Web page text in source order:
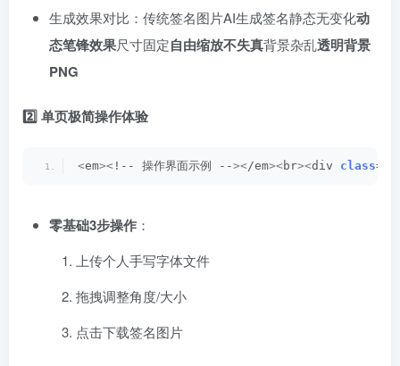
生成效果对比：传统签名图片AI生成签名静态无变化​动
态笔锋效果尺寸固定​自由缩放不失真背景杂乱​透明背景
PNG
2️⃣ 单页极简操作体验
<em>< !-- 操作界面示例 --></em><br><div class=
零基础3步操作 ：
上传个人手写字体文件
拖拽调整角度/大小
点击下载签名图片